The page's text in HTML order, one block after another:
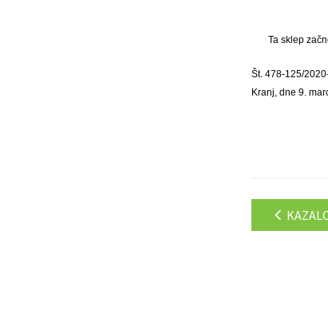
Ta sklep
Št. 478-125/
Kranj, dne 9.